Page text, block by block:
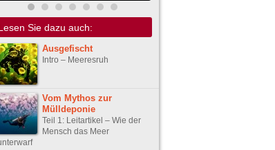
Sie dazu auch:
Ausgefischt
Intro – Meeresruh
Vom Mythos zur
Mülldeponie
Teil 1: Leitartikel – Wie der
Mensch das Meer